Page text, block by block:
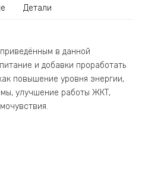
Детали
в данной
и добавки проработать
повышение уровня энергии,
улучшение работы ЖКТ,